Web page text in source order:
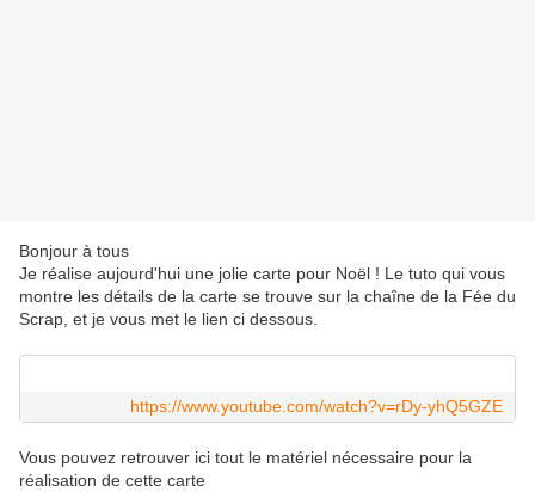
Bonjour à tous
Je réalise aujourd'hui une jolie carte pour Noël ! Le tuto qui vous
montre les détails de la carte se trouve sur la chaîne de la Fée du
Scrap, et je vous met le lien ci dessous.
https://www.youtube.com/watch?v=rDy-yhQ5GZE
Vous pouvez retrouver ici tout le matériel nécessaire pour la
réalisation de cette carte